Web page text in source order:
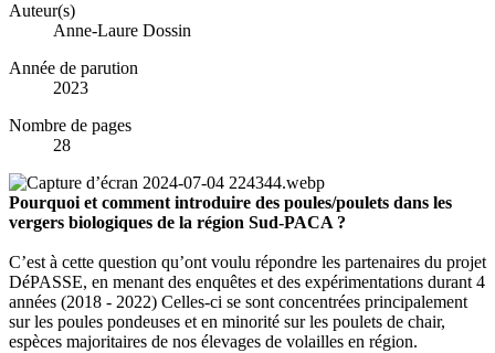
Auteur(s)
Anne-Laure Dossin
Année de parution
2023
Nombre de pages
28
Pourquoi et comment introduire des poules/poulets dans les
vergers biologiques de la région Sud-PACA ?
C’est à cette question qu’ont voulu répondre les partenaires du projet
DéPASSE, en menant des enquêtes et des expérimentations durant 4
années (2018 - 2022) Celles-ci se sont concentrées principalement
sur les poules pondeuses et en minorité sur les poulets de chair,
espèces majoritaires de nos élevages de volailles en région.